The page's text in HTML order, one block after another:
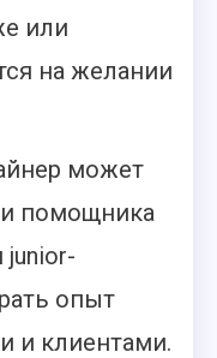
или
на желании
может
помощника
опыт
и клиентами.